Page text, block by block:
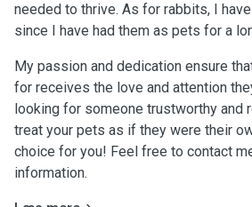
needed to thrive. As for rabbits, I
since I have had them as pets for a
My passion and dedication ensure
for receives the love and attention
looking for someone trustworthy and
treat your pets as if they were their
choice for you! Feel free to contact
information.